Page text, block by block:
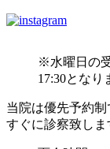
※水曜日の
17:30となり
当院は優先予約
すぐに診察致しま